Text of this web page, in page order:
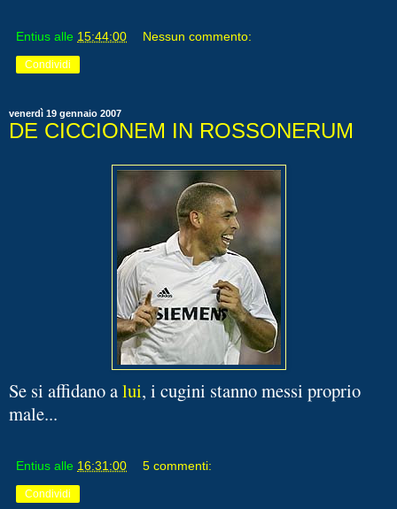
Entius alle 15:44:00 Nessun commento:
Condividi
venerdì 19 gennaio 2007
DE CICCIONEM IN ROSSONERUM
Se si affidano alui, i cugini stanno messi proprio
male...
Entius alle 16:31:00 5 commenti:
Condividi